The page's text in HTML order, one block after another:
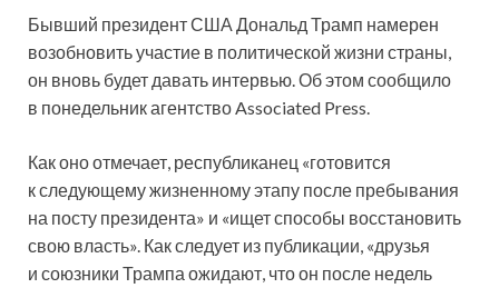
Бывший президент США Дональд Трамп намерен
возобновить участие в политической жизни страны,
он вновь будет давать интервью. Об этом сообщило
в понедельник агентство Associated Press.
Как оно отмечает, республиканец «готовится
к следующемужизненному этапу после пребывания
на посту президента» и «ищет способы восстановить
свою власть». Как следует из публикации, «друзья
и союзники Трампа ожидают, что он после недель